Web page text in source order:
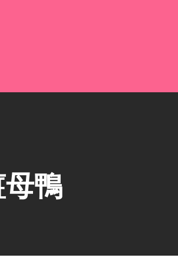
母鴨